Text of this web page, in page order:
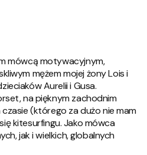
mówcą motywacyjnym,
mężem mojej żony Lois i
Aurelii i Gusa.
na pięknym zachodnim
(którego za dużo nie mam
kitesurfingu. Jako mówca
jak i wielkich, globalnych